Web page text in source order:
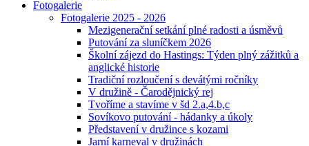
Fotogalerie
Fotogalerie 2025 - 2026
Mezigenerační setkání plné radosti a úsměvů
Putování za sluníčkem 2026
Školní zájezd do Hastings: Týden plný zážitků a
anglické historie
Tradiční rozloučení s devátými ročníky
V družině - Čarodějnický rej
Tvoříme a stavíme v šd 2.a,4.b,c
Sovíkovo putování - hádanky a úkoly
Představení v družince s kozami
Jarní karneval v družinách